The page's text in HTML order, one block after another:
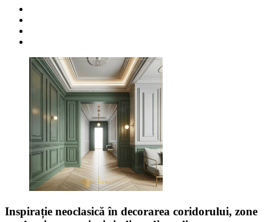
Inspirație neoclasică în decorarea coridorului, zone